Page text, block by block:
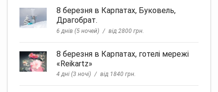
8 березня в Карпатах, Буковель,
Драгобрат.
6 днів (5 ночей) від 2800 грн.
8 березня в Карпатах, готелі мережі
«Reikartz»
4 дні (3 ночі) від 1840 грн.